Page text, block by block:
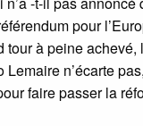
pour
tour à peine achevé,
Lemaire n’écarte
faire passer la